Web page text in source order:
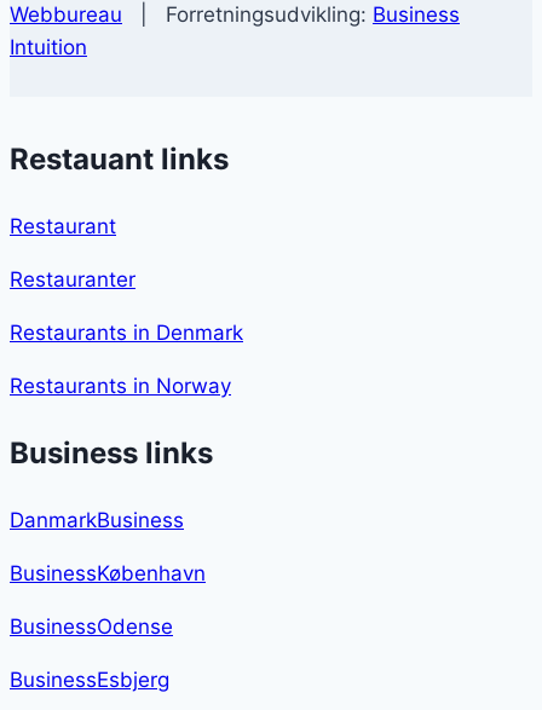
Webbureau | Forretningsudvikling: Business
Intuition
Restauant links
Restaurant
Restauranter
Restaurants in Denmark
Restaurants in Norway
Business links
DanmarkBusiness
BusinessKøbenhavn
BusinessOdense
BusinessEsbjerg